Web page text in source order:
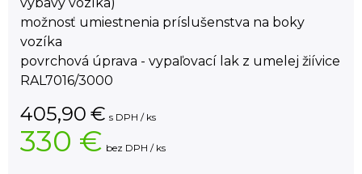
možnosť umiestnenia príslušenstva na boky
vozíka
povrchová úprava - vypaľovací lak z umelej žiívice
RAL7016/3000
405,90 € s DPH / ks
330 € bez DPH / ks